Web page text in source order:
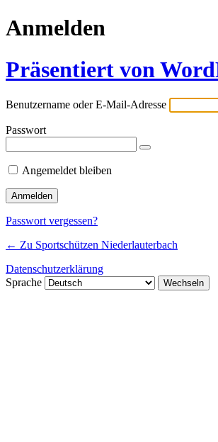
Anmelden
Präsentiert von
Benutzername oder E-Mail-Adresse
Passwort
Angemeldet bleiben
Passwort vergessen?
← Zu Sportschützen Niederlauterbach
Datenschutzerklärung
Sprache